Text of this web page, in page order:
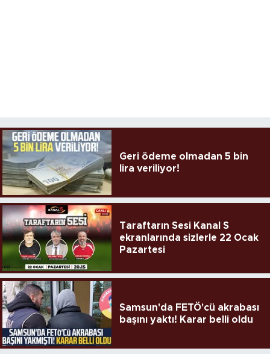
Geri ödeme olmadan 5 bin
lira veriliyor!
Taraftarın Sesi Kanal S
ekranlarında sizlerle 22 Ocak
Pazartesi
Samsun'da FETÖ'cü akrabası
başını yaktı! Karar belli oldu